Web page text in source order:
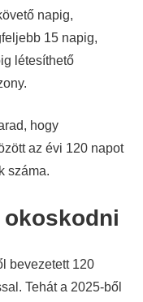
napig,
15 napig,
létesíthető
hogy
az évi 120 napot
száma.
okoskodni
bevezetett 120
Tehát a 2025-ből